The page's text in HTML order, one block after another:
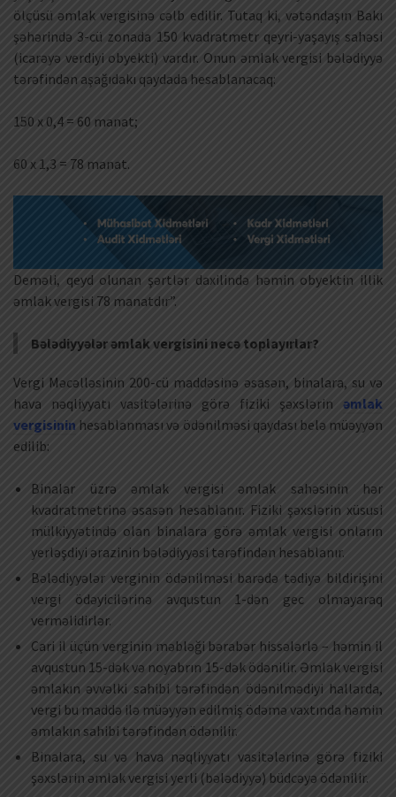
ölçüsü əmlak vergisinə cəlb edilir. Tutaq ki, vətəndaşın Bakı
şəhərində 3-cü zonada 150 kvadratmetr qeyri-yaşayış sahəsi
(icarəyə verdiyi obyekti) vardır. Onun əmlak vergisi bələdiyyə
tərəfindən aşağıdakı qaydada hesablanacaq:
150 x 0,4 = 60 manat;
60 x 1,3 = 78 manat.
Deməli, qeyd olunan şərtlər daxilində həmin obyektin illik
əmlak vergisi 78 manatdır”.
Bələdiyyələr əmlak vergisini necə toplayırlar?
Vergi Məcəlləsinin 200-cü maddəsinə əsasən, binalara, su və
hava nəqliyyatı vasitələrinə görə fiziki şəxslərin əmlak
vergisinin hesablanması və ödənilməsi qaydası belə müəyyən
edilib:
Binalar üzrə əmlak vergisi əmlak sahəsinin hər
kvadratmetrinə əsasən hesablanır. Fiziki şəxslərin xüsusi
mülkiyyətində olan binalara görə əmlak vergisi onların
yerləşdiyi ərazinin bələdiyyəsi tərəfindən hesablanır.
Bələdiyyələr verginin ödənilməsi barədə tədiyə bildirişini
vergi ödəyicilərinə avqustun 1-dən gec olmayaraq
verməlidirlər.
Cari il üçün verginin məbləği bərabər hissələrlə – həmin il
avqustun 15-dək və noyabrın 15-dək ödənilir. Əmlak vergisi
əmlakın əvvəlki sahibi tərəfindən ödənilmədiyi hallarda,
vergi bu maddə ilə müəyyən edilmiş ödəmə vaxtında həmin
əmlakın sahibi tərəfindən ödənilir.
Binalara, su və hava nəqliyyatı vasitələrinə görə fiziki
şəxslərin əmlak vergisi yerli (bələdiyyə) büdcəyə ödənilir.